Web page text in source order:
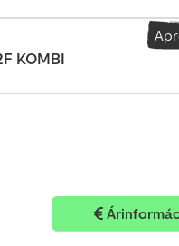
, | MAN dobozos furgon 3.160 |
ablakemelő | Kényelmes ülés |
jármű | Fékezett utánfutó-
a hátsó kerékházak
Acdorf
KOMBI